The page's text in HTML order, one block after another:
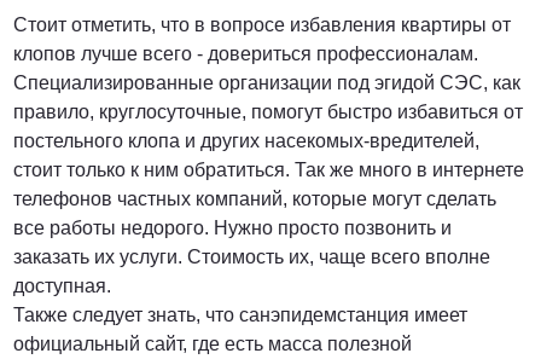
Стоит отметить, что в вопросе избавления квартиры от
клопов лучше всего - довериться профессионалам.
Специализированные организации под эгидой СЭС, как
правило, круглосуточные, помогут быстро избавиться от
постельного клопа и других насекомых-вредителей,
стоит только к ним обратиться. Так же много в интернете
телефонов частных компаний, которые могут сделать
все работы недорого. Нужно просто позвонить и
заказать их услуги. Стоимость их, чаще всего вполне
доступная.
Также следует знать, что санэпидемстанция имеет
официальный сайт, где есть масса полезной